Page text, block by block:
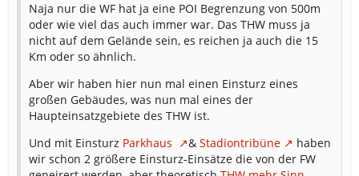
Naja nur die WF hat ja eine POI Begrenzung von 500m
oder wie viel das auch immer war. Das THW muss ja
nicht auf dem Gelände sein, es reichen ja auch die 15
Km oder so ähnlich.
Aber wir haben hier nun mal einen Einsturz eines
großen Gebäudes, was nun mal eines der
Haupteinsatzgebiete des THW ist.
Und mit Einsturz Parkhaus & Stadiontribüne
haben
wir schon 2 größere Einsturz-Einsätze die von der FW